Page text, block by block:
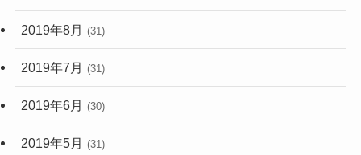
2019年8月 (31)
2019年7月 (31)
2019年6月 (30)
2019年5月 (31)